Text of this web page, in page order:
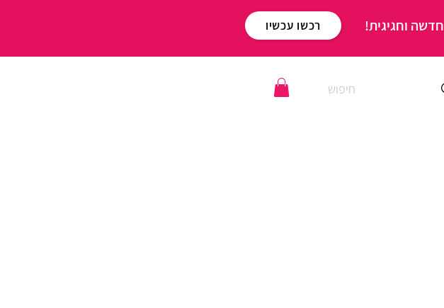
רכשו עכשיו וחגיגית!